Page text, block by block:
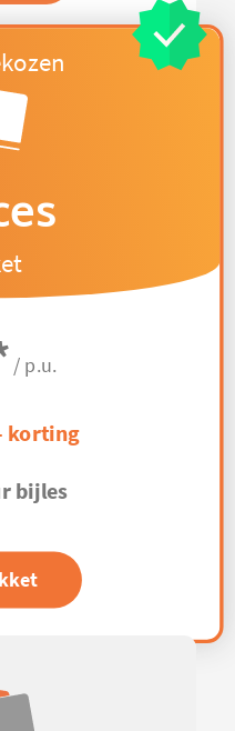
/ p.u.
korting
bijles